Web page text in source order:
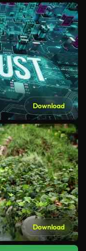
Download
Download